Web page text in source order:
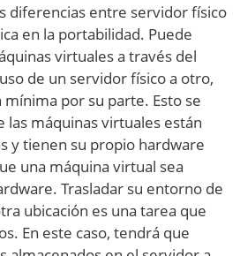
diferencias entre servidor físico
en la portabilidad. Puede
virtuales a través del
de un servidor físico a otro,
por su parte. Esto se
las máquinas virtuales están
y tienen su propio hardware
una máquina virtual sea
Trasladar su entorno de
ubicación es una tarea que
En este caso, tendrá que